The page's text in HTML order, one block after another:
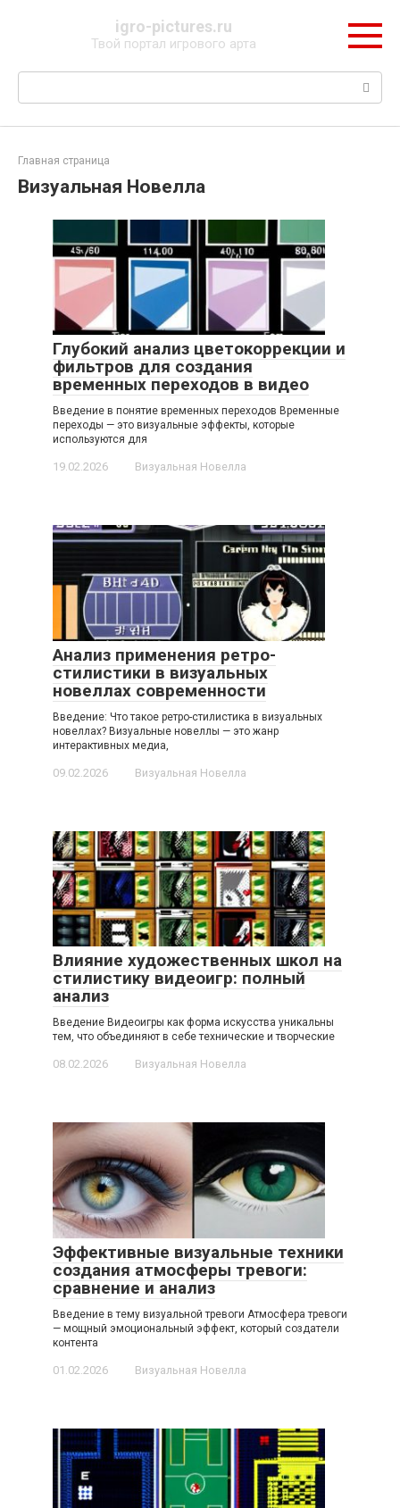
igro-pictures.ru
Твой портал игрового арта
Поиск:
Главная страница
Визуальная Новелла
Глубокий анализ цветокоррекции и
фильтров для создания
временных переходов в видео
Введение в понятие временных переходов Временные
переходы — это визуальные эффекты, которые
используются для
19.02.2026 Визуальная Новелла
Анализ применения ретро-
стилистики в визуальных
новеллах современности
Введение: Что такое ретро-стилистика в визуальных
новеллах? Визуальные новеллы — это жанр
интерактивных медиа,
09.02.2026 Визуальная Новелла
Влияние художественных школ на
стилистику видеоигр: полный
анализ
Введение Видеоигры как форма искусства уникальны
тем, что объединяют в себе технические и творческие
08.02.2026 Визуальная Новелла
Эффективные визуальные техники
создания атмосферы тревоги:
сравнение и анализ
Введение в тему визуальной тревоги Атмосфера тревоги
— мощный эмоциональный эффект, который создатели
контента
01.02.2026 Визуальная Новелла